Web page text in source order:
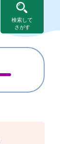
検索して
さがす